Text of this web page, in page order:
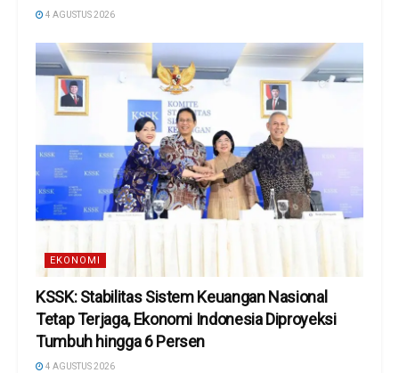
4 AGUSTUS 2026
EKONOMI
KSSK: Stabilitas Sistem Keuangan Nasional
Tetap Terjaga, Ekonomi Indonesia Diproyeksi
Tumbuh hingga 6 Persen
4 AGUSTUS 2026